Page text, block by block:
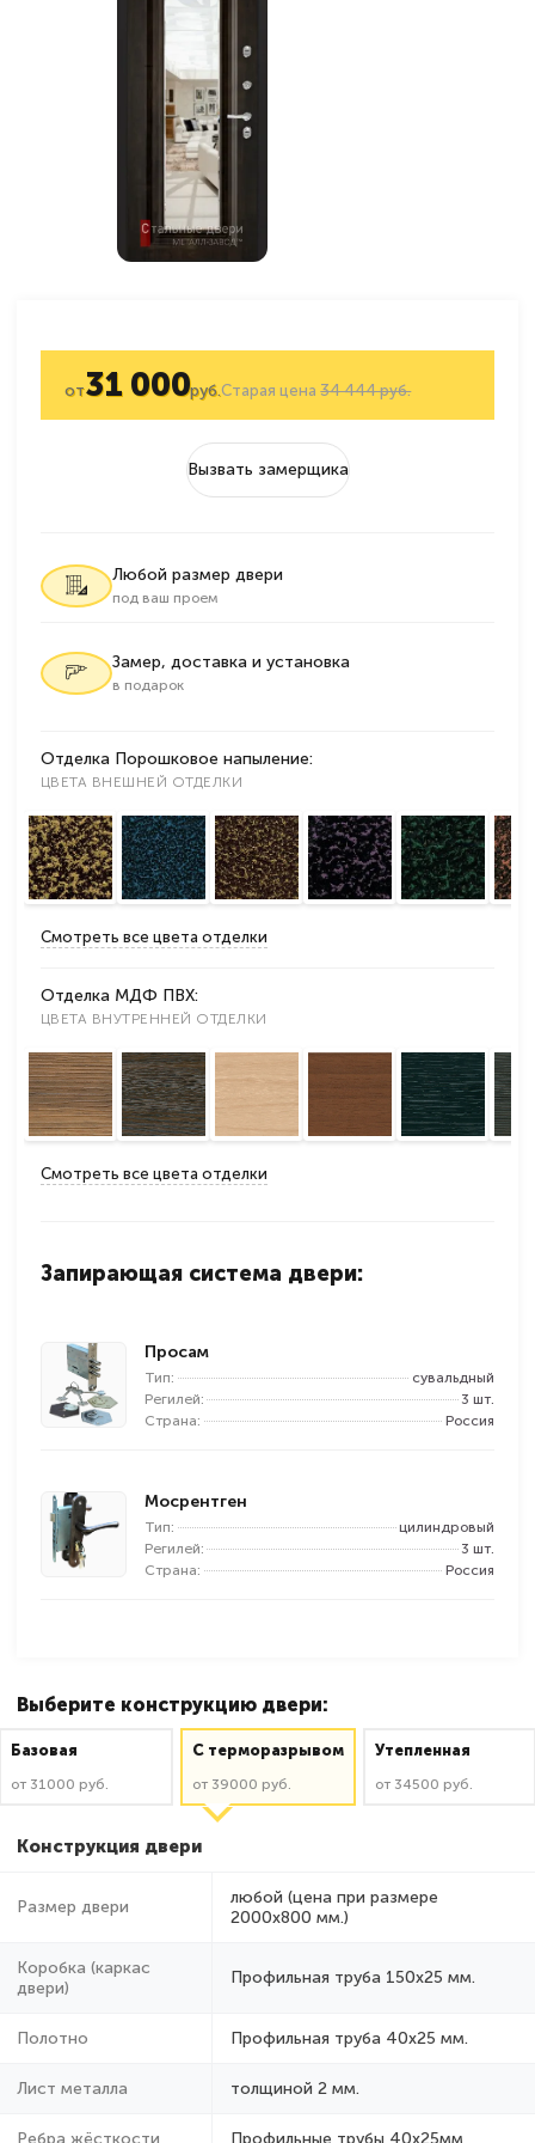
Старая цена34 444 руб.
от31 000руб.
Вызвать замерщика
Любой размер двери
под ваш проем
Замер, доставка и установка
в подарок
Отделка Порошковое напыление:
ЦВЕТА ВНЕШНЕЙ ОТДЕЛКИ
Смотреть все цвета отделки
Отделка МДФ ПВХ:
ЦВЕТА ВНУТРЕННЕЙ ОТДЕЛКИ
Смотреть все цвета отделки
Запирающая система двери:
Просам
Тип:
сувальдный
Регилей:
3 шт.
Страна:
Россия
Мосрентген
Тип:
цилиндровый
Регилей:
3 шт.
Страна:
Россия
Выберите конструкцию двери:
Базовая
от 31000 руб.
C терморазрывом
от 39000 руб.
Утепленная
от 34500 руб.
Конструкция двери
Размер двери
любой (цена при размере
2000x800 мм.)
Коробка (каркас
двери)
Профильная труба 150х25 мм.
Полотно Профильная труба 40х25 мм.
Лист металла толщиной 2 мм.
Ребра жёсткости Профильные трубы 40х25мм